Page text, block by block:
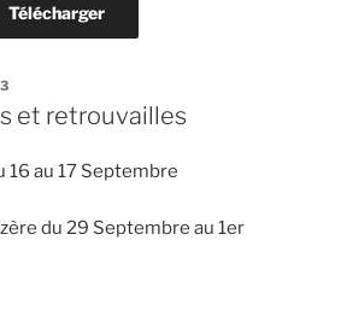
Télécharger
et retrouvailles
16 au 17 Septembre
du 29 Septembre au 1er